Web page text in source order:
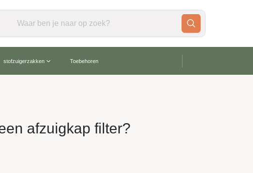
stofzuigerzakken Toebehoren
afzuigkap filter?